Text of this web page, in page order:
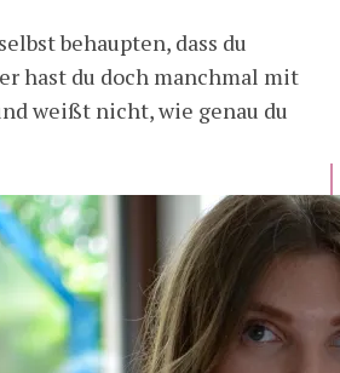
behaupten, dass du
hast du doch manchmal mit
weißt nicht, wie genau du